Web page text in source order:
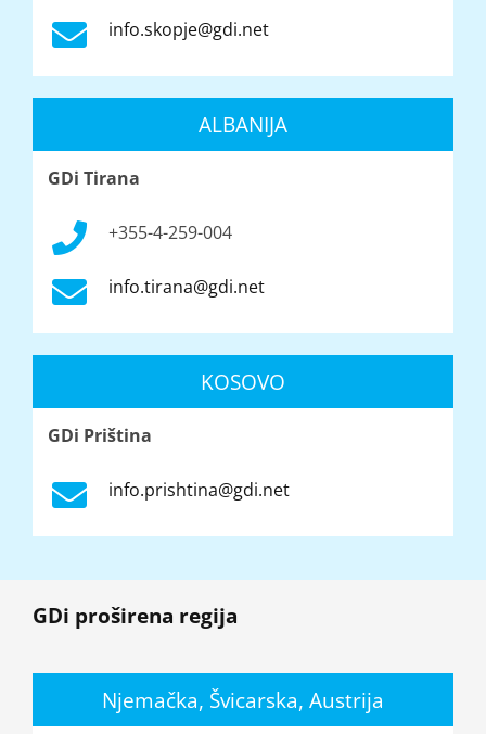
info.skopje@gdi.net
ALBANIJA
GDi Tirana
+355-4-259-004
info.tirana@gdi.net
KOSOVO
GDi Priština
info.prishtina@gdi.net
GDi proširena regija
Njemačka, Švicarska, Austrija